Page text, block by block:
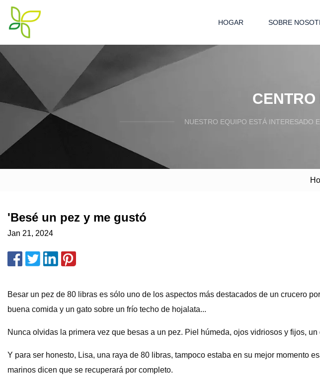
HOGAR SOBRE
NUESTRO EQUIPO ESTÁ INTERESADO
'Besé un pez y me gustó
Jan 21, 2024
Besar un pez de 80 libras es sólo uno de los aspectos más destacados de un crucero
buena comida y un gato sobre un frío techo de hojalata...
Nunca olvidas la primera vez que besas a un pez. Piel húmeda, ojos vidriosos y fijos, un
Y para ser honesto, Lisa, una raya de 80 libras, tampoco estaba en su mejor momento
marinos dicen que se recuperará por completo.